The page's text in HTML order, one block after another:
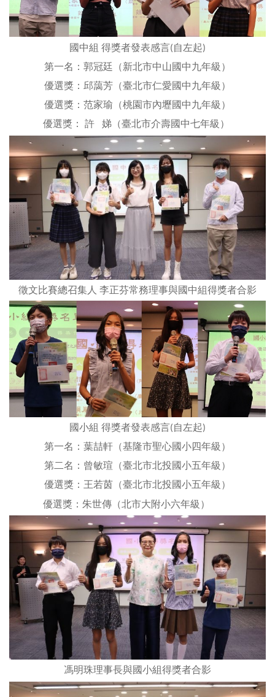
國中組 得獎者發表感言(自左起)
第一名：郭冠廷（新北市中山國中九年級）
優選獎：邱藹芳（臺北市仁愛國中九年級）
優選獎：范家瑜（桃園市內壢國中九年級）
優選獎： 許 娣（臺北市介壽國中七年級）
徵文比賽總召集人 李正芬常務理事與國中組得獎者合影
國小組 得獎者發表感言(自左起)
第一名：葉喆軒（基隆市聖心國小四年級）
第二名：曾敏瑄（臺北市北投國小五年級）
優選獎：王若茵（臺北市北投國小五年級）
優選獎：朱世傳（北市大附小六年級）
馮明珠理事長與國小組得獎者合影